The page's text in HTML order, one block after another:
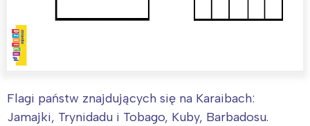
Flagi państw znajdujących się na Karaibach:
Jamajki, Trynidadu i Tobago, Kuby, Barbadosu.